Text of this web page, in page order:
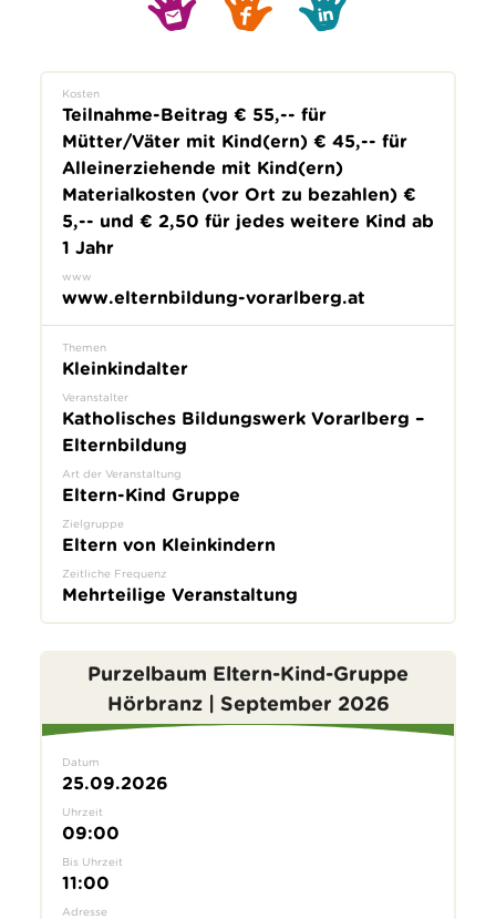
Kosten
Teilnahme-Beitrag € 55,-- für
Mütter/Väter mit Kind(ern) € 45,-- für
Alleinerziehende mit Kind(ern)
Materialkosten (vor Ort zu bezahlen) €
5,-- und € 2,50 für jedes weitere Kind ab
1 Jahr
www
www.elternbildung-vorarlberg.at
Themen
Kleinkindalter
Veranstalter
Katholisches Bildungswerk Vorarlberg –
Elternbildung
Art der Veranstaltung
Eltern-Kind Gruppe
Zielgruppe
Eltern von Kleinkindern
Zeitliche Frequenz
Mehrteilige Veranstaltung
Purzelbaum Eltern-Kind-Gruppe
Hörbranz | September 2026
Datum
25.09.2026
Uhrzeit
09:00
Bis Uhrzeit
11:00
Adresse